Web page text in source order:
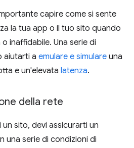
capire come si sente
la tua app o il tuo sito quando
inaffidabile. Una serie di
aiutarti a emulare e simulare una
e un'elevata latenza.
della rete
sito, devi assicurarti un
una serie di condizioni di